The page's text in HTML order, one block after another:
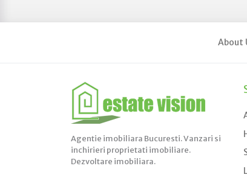
About
Agentie imobiliara Bucuresti. Vanzari si
inchirieri proprietati imobiliare.
Dezvoltare imobiliara.